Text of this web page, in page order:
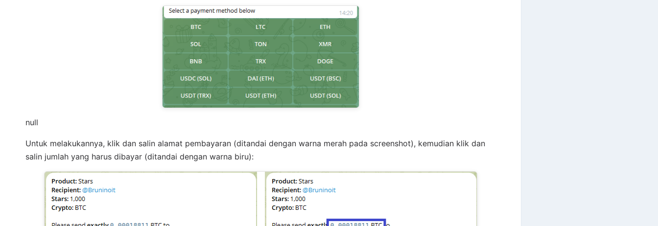
null
Untuk melakukannya, klik dan salin alamat pembayaran (ditandai dengan warna merah pada screenshot), kemudian klik dan
salin jumlah yang harus dibayar (ditandai dengan warna biru):